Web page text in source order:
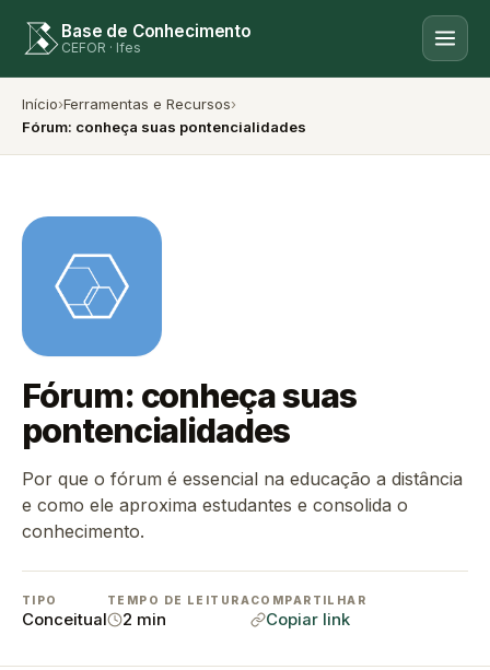
Base de Conhecimento
CEFOR · Ifes
Início›Ferramentas e Recursos›
Fórum: conheça suas pontencialidades
Fórum: conheça suas
pontencialidades
Por que o fórum é essencial na educação a distância
e como ele aproxima estudantes e consolida o
conhecimento.
TIPO
Conceitual
TEMPO DE LEITURA
2 min
COMPARTILHAR
Copiar link